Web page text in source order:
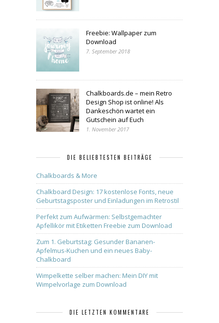
Freebie: Wallpaper zum
Download
7. September 2018
Chalkboards.de – mein Retro
Design Shop ist online! Als
Dankeschön wartet ein
Gutschein auf Euch
1. November 2017
DIE BELIEBTESTEN BEITRÄGE
Chalkboards & More
Chalkboard Design: 17 kostenlose Fonts, neue
Geburtstagsposter und Einladungen im Retrostil
Perfekt zum Aufwärmen: Selbstgemachter
Apfellikör mit Etiketten Freebie zum Download
Zum 1. Geburtstag: Gesunder Bananen-
Apfelmus-Kuchen und ein neues Baby-
Chalkboard
Wimpelkette selber machen: Mein DIY mit
Wimpelvorlage zum Download
DIE LETZTEN KOMMENTARE